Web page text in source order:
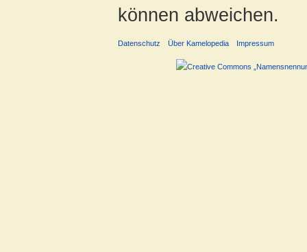
können abweichen.
Datenschutz Über Kamelopedia Impressum